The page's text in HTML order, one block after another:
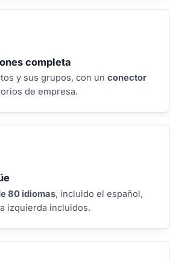
completa
y sus grupos, con un conector
de empresa.
80 idiomas, incluido el español,
izquierda incluidos.